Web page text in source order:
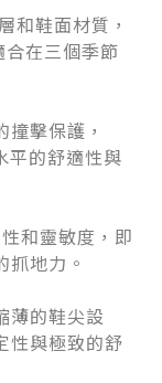
鞋面材質，
在三個季節
擊保護，
平的舒適性與
和靈敏度，即
地力。
薄的鞋尖設
性與極致的舒